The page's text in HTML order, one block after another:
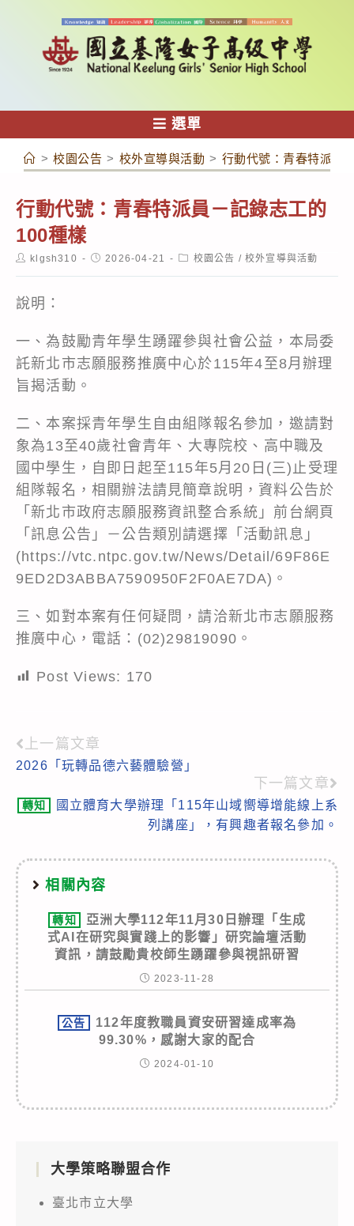
容
選單
> 校園公告 > 校外宣導與活動 > 行動代號：青春特派員
行動代號：青春特派員－記錄志工的
100種樣
Postklgsh310
Post2026-04-21
Post校園公告 / 校外宣導與活動
說明：
一、為鼓勵青年學生踴躍參與社會公益，本局委
託新北市志願服務推廣中心於115年4至8月辦理
旨揭活動。
二、本案採青年學生自由組隊報名參加，邀請對
象為13至40歲社會青年、大專院校、高中職及
國中學生，自即日起至115年5月20日(三)止受理
組隊報名，相關辦法請見簡章說明，資料公告於
「新北市政府志願服務資訊整合系統」前台網頁
「訊息公告」－公告類別請選擇「活動訊息」
(https://vtc.ntpc.gov.tw/News/Detail/69F86E
9ED2D3ABBA7590950F2F0AE7DA)。
三、如對本案有任何疑問，請洽新北市志願服務
推廣中心，電話：(02)29819090。
Post Views: 170
Read
more
articles
上一篇文章
2026「玩轉品德六藝體驗營」
下一篇文章
轉知
國立體育大學辦理「115年山域嚮導增能線上系
列講座」，有興趣者報名參加。
相關內容
轉知
亞洲大學112年11月30日辦理「生成
式AI在研究與實踐上的影響」研究論壇活動
資訊，請鼓勵貴校師生踴躍參與視訊研習
2023-11-28
公告
112年度教職員資安研習達成率為
99.30%，感謝大家的配合
2024-01-10
大學策略聯盟合作
臺北市立大學